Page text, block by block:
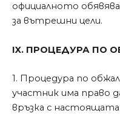
официалното
за вътрешни цели.
IX. ПРОЦЕДУРА ПО
1. Процедура по
участник има право
връзка с